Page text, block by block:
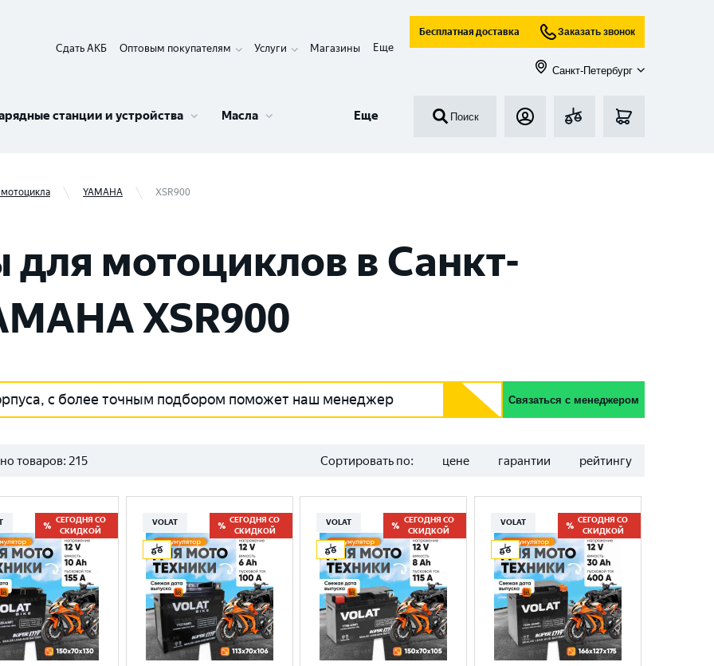
Сдать АКБ Оптовым покупателям Услуги Магазины Еще
Бесплатная доставка Заказать звонок
Санкт-Петербург
станции и устройства Масла Еще Поиск
YAMAHA XSR900
мотоциклов в Санкт-
XSR900
с более точным подбором поможет наш менеджер Связаться с менеджером
товаров: 215 Сортировать по: цене гарантии рейтингу
СЕГОДНЯ СО
СКИДКОЙ
VOLAT
СЕГОДНЯ СО
СКИДКОЙ
VOLAT
СЕГОДНЯ СО
СКИДКОЙ
VOLAT
СЕГОДНЯ СО
СКИДКОЙ